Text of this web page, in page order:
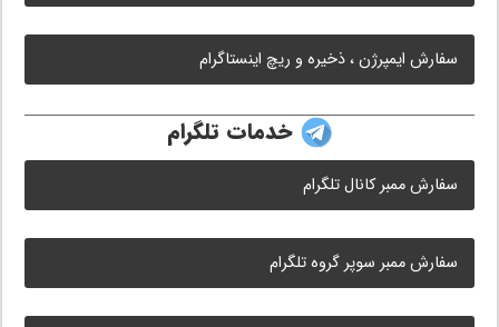
سفارش ایمپرژن ، ذخیره و ریچ اینستاگرام
خدمات تلگرام
سفارش ممبر کانال تلگرام
سفارش ممبر سوپر گروه تلگرام